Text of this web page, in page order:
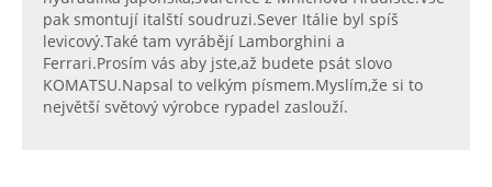
pak smontují italští soudruzi.Sever Itálie byl spíš
levicový.Také tam vyrábějí Lamborghini a
Ferrari.Prosím vás aby jste,až budete psát slovo
KOMATSU.Napsal to velkým písmem.Myslím,že si to
největší světový výrobce rypadel zaslouží.